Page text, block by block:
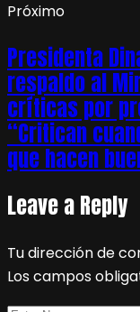
Próximo
Presidenta
respaldo al
críticas por
“Critican
que hacen
Leave a Reply
Tu dirección de
Los campos